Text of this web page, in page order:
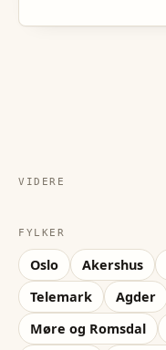
VIDERE
FYLKER
Oslo Akershus
Telemark
Agder
Møre og Romsdal